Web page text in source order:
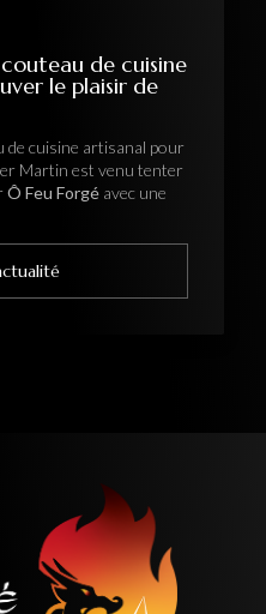
de cuisine
le plaisir de
de cuisine artisanal pour
Martin est venu tenter
Ô Feu Forgé avec une